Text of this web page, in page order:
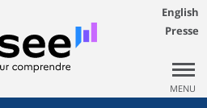
English
Presse
MENU